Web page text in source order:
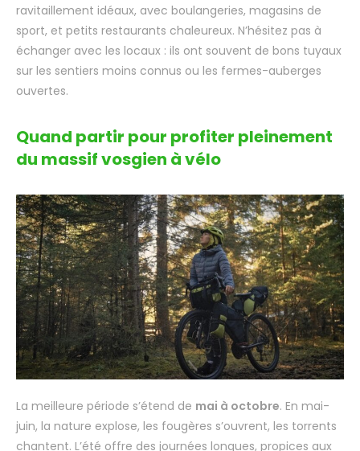
ravitaillement idéaux, avec boulangeries, magasins de
sport, et petits restaurants chaleureux. N’hésitez pas à
échanger avec les locaux : ils ont souvent de bons tuyaux
sur les sentiers moins connus ou les fermes-auberges
ouvertes.
Quand partir pour profiter pleinement
du massif vosgien à vélo
La meilleure période s’étend de mai à octobre. En mai-
juin, la nature explose, les fougères s’ouvrent, les torrents
chantent. L’été offre des journées longues, propices aux